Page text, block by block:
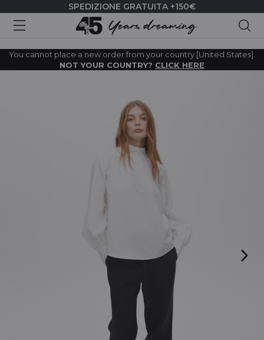
SPEDIZIONE GRATUITA +150€
You cannot place a new order from your country [United States].
NOT YOUR COUNTRY? CLICK HERE